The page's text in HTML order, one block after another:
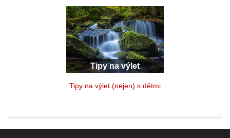
Tipy na výlet
Tipy na výlet (nejen) s dětmi